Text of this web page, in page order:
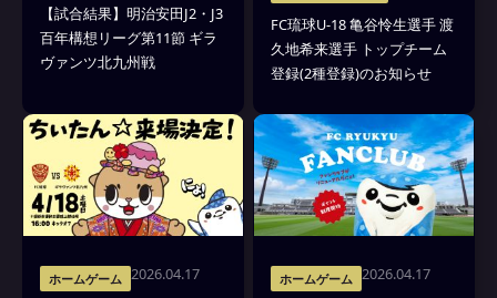
【試合結果】明治安田J2・J3
百年構想リーグ第11節 ギラ
ヴァンツ北九州戦
FC琉球U-18 亀谷怜生選手 渡
久地希来選手 トップチーム
登録(2種登録)のお知らせ
ホームゲーム 2026.04.17 ホームゲーム 2026.04.17